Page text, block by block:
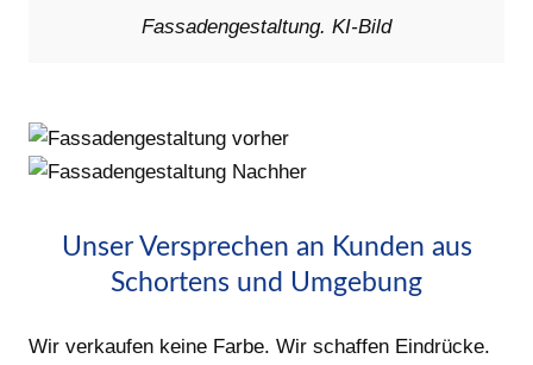
Fassadengestaltung. KI-Bild
Unser Versprechen an Kunden aus
Schortens und Umgebung
Wir verkaufen keine Farbe. Wir schaffen Eindrücke.